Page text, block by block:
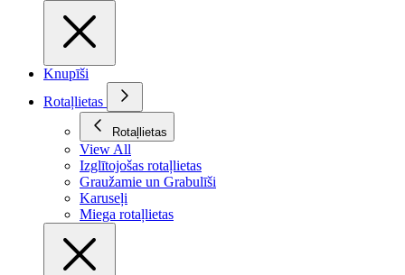
Knupīši
Rotaļlietas
Rotaļlietas
View All
Izglītojošas rotaļlietas
Graužamie un Grabulīši
Karuseļi
Miega rotaļlietas